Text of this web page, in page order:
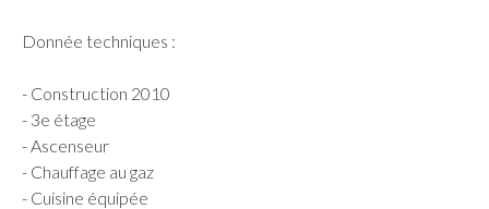
Donnée techniques :
- Construction 2010
- 3e étage
- Ascenseur
- Chauffage au gaz
- Cuisine équipée